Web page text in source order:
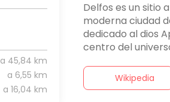
Delfos es un sitio
moderna ciudad
dedicado al dios
centro del
Wikipedia
a 45,84 km
a 6,55 km
a 16,04 km